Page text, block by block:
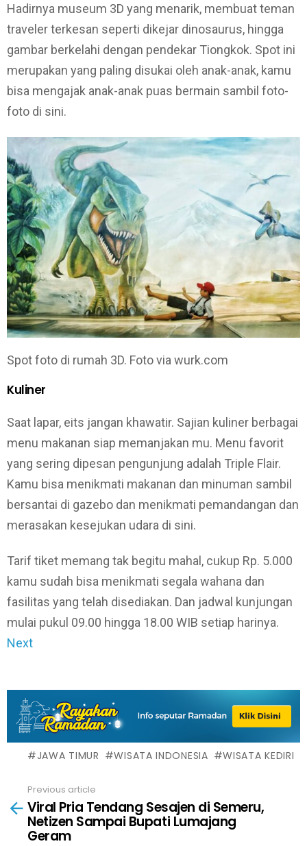
Hadirnya museum 3D yang menarik, membuat teman
traveler terkesan seperti dikejar dinosaurus, hingga
gambar berkelahi dengan pendekar Tiongkok. Spot ini
merupakan yang paling disukai oleh anak-anak, kamu
bisa mengajak anak-anak puas bermain sambil foto-
foto di sini.
Spot foto di rumah 3D. Foto via wurk.com
Kuliner
Saat lapar, eits jangan khawatir. Sajian kuliner berbagai
menu makanan siap memanjakan mu. Menu favorit
yang sering dipesan pengunjung adalah Triple Flair.
Kamu bisa menikmati makanan dan minuman sambil
bersantai di gazebo dan menikmati pemandangan dan
merasakan kesejukan udara di sini.
Tarif tiket memang tak begitu mahal, cukup Rp. 5.000
kamu sudah bisa menikmati segala wahana dan
fasilitas yang telah disediakan. Dan jadwal kunjungan
mulai pukul 09.00 hingga 18.00 WIB setiap harinya.
Next
JAWA TIMUR WISATA INDONESIA WISATA KEDIRI
more
Previous article
Viral Pria Tendang Sesajen di Semeru,
Netizen Sampai Bupati Lumajang
Geram